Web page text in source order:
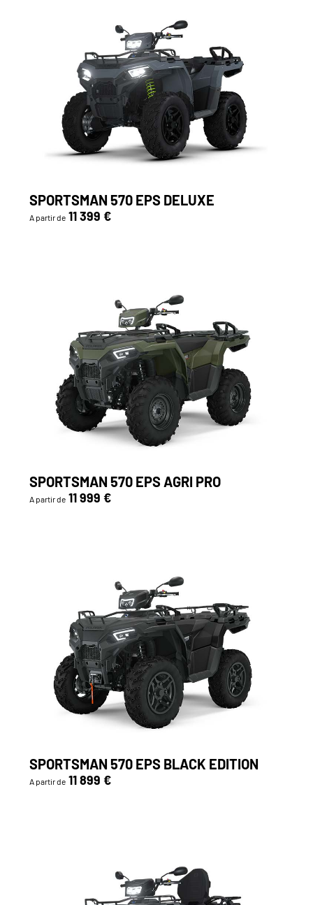
SPORTSMAN 570 EPS DELUXE
A partir de 11 399 €
SPORTSMAN 570 EPS AGRI PRO
A partir de 11 999 €
SPORTSMAN 570 EPS BLACK EDITION
A partir de 11 899 €